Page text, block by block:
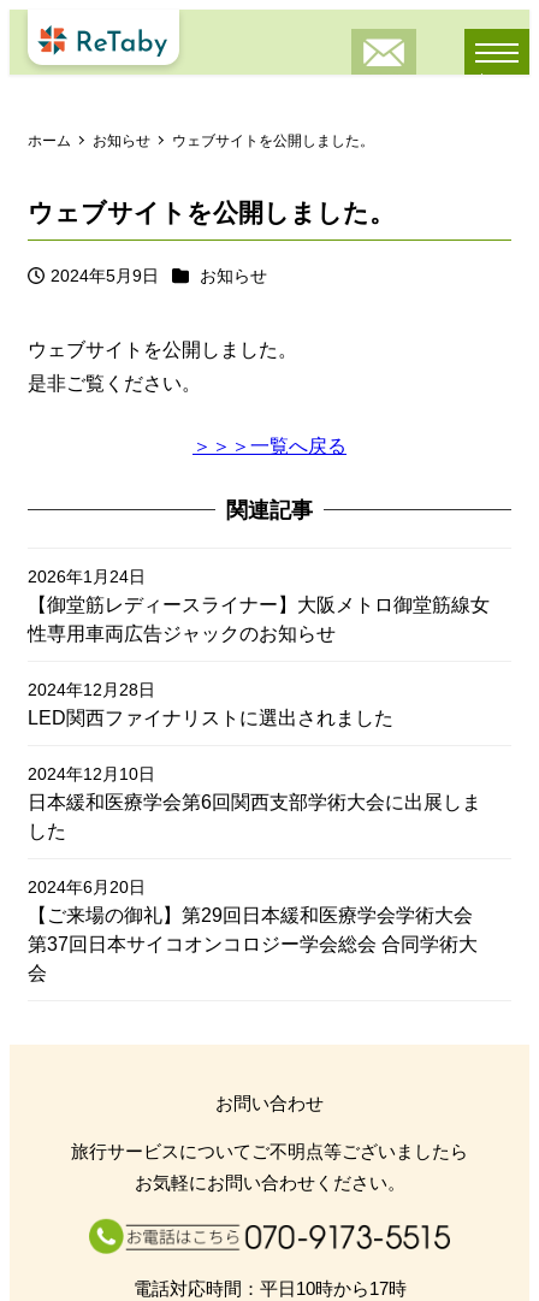
メニュー
ホーム お知らせ ウェブサイトを公開しました。
ウェブサイトを公開しました。
投稿日
2024年5月9日 カテゴリー
お知らせ
ウェブサイトを公開しました。
是非ご覧ください。
＞＞＞一覧へ戻る
関連記事
【御堂筋レディースライナー】大阪メトロ御堂筋線女
性専用車両広告ジャックのお知らせ
投稿日
2026年1月24日
LED関西ファイナリストに選出されました
投稿日
2024年12月28日
日本緩和医療学会第6回関西支部学術大会に出展しま
した
投稿日
2024年12月10日
【ご来場の御礼】第29回日本緩和医療学会学術大会
第37回日本サイコオンコロジー学会総会 合同学術大
会
投稿日
2024年6月20日
お問い合わせ
旅行サービスについてご不明点等ございましたら
お気軽にお問い合わせください。
電話対応時間：平日10時から17時